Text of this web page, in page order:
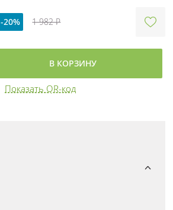
-20% 1 982 ₽
В КОРЗИНУ
Показать QR-код